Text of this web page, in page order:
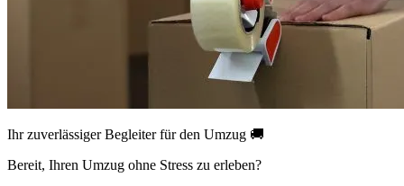
Ihr zuverlässiger Begleiter für den Umzug 🚚
Bereit, Ihren Umzug ohne Stress zu erleben?